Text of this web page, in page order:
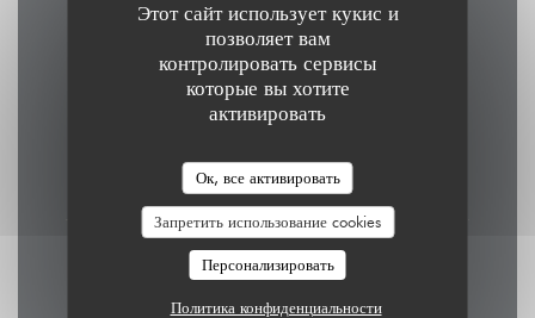
Этот сайт использует кукис и
позволяет вам
контролировать сервисы
которые вы хотите
активировать
Ок, все активировать
Запретить использование cookies
Персонализировать
Политика конфиденциальности
Часы работы
12:00 - 15:00 • 19:00 - 23:00
Воскресенье
11:30 - 16:00